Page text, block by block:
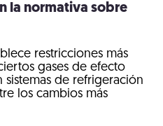
la normativa sobre
restricciones más
gases de efecto
de refrigeración
los cambios más